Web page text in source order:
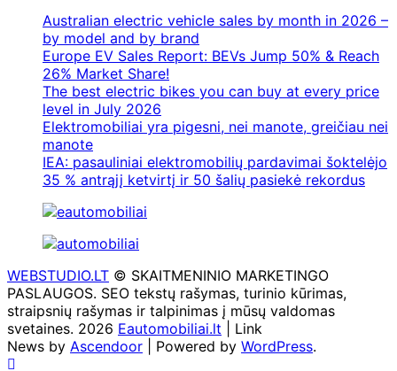
Australian electric vehicle sales by month in 2026 –
by model and by brand
Europe EV Sales Report: BEVs Jump 50% & Reach
26% Market Share!
The best electric bikes you can buy at every price
level in July 2026
Elektromobiliai yra pigesni, nei manote, greičiau nei
manote
IEA: pasauliniai elektromobilių pardavimai šoktelėjo
35 % antrąjį ketvirtį ir 50 šalių pasiekė rekordus
WEBSTUDIO.LT © SKAITMENINIO MARKETINGO
PASLAUGOS. SEO tekstų rašymas, turinio kūrimas,
straipsnių rašymas ir talpinimas į mūsų valdomas
svetaines. 2026 Eautomobiliai.lt | Link
News by Ascendoor | Powered by WordPress.